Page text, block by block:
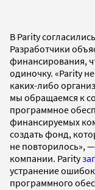
В Parity
Разработчики
финансирования,
одиночку. «Parity
каких-либо
мы обращаемся к
программное
финансируемых
создать фонд,
не повторилось»,
компании. Parity
устранение
программного